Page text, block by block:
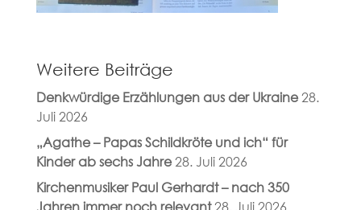
Weitere Beiträge
Denkwürdige Erzählungen aus der Ukraine 28.
Juli 2026
„Agathe – Papas Schildkröte und ich“ für
Kinder ab sechs Jahre 28. Juli 2026
Kirchenmusiker Paul Gerhardt – nach 350
Jahren immer noch relevant 28. Juli 2026